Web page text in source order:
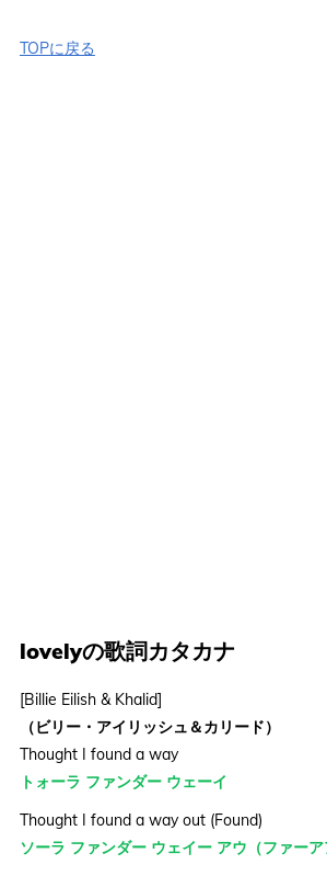
TOPに戻る
lovelyの歌詞カタカナ
[Billie Eilish & Khalid]
（ビリー・アイリッシュ＆カリード）
Thought I found a way
トォーラ ファンダー ウェーイ
Thought I found a way out (Found)
ソーラ ファンダー ウェイー アウ（ファーア